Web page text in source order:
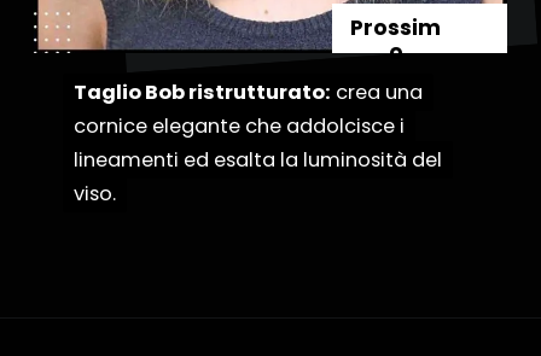
Taglio Bob ristrutturato: crea una
cornice elegante che addolcisce i
lineamenti ed esalta la luminosità del
viso.
Taglio Bob ristrutturato: crea una
cornice elegante che addolcisce i
lineamenti ed esalta la luminosità del
viso.
Prossim
o